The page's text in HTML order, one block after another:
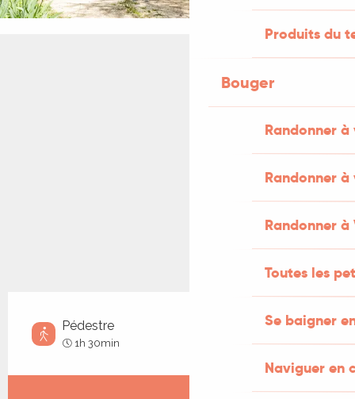
Produits du
Bouger
Randonner à
Randonner
Randonner à
Toutes les
Se baigner
Naviguer en
Pédestre
1h 30min Très facile